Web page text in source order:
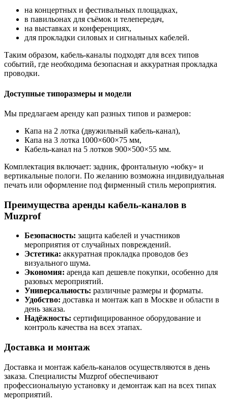
на концертных и фестивальных площадках,
в павильонах для съёмок и телепередач,
на выставках и конференциях,
для прокладки силовых и сигнальных кабелей.
Таким образом, кабель-каналы подходят для всех типов
событий, где необходима безопасная и аккуратная прокладка
проводки.
Доступные типоразмеры и модели
Мы предлагаем аренду кап разных типов и размеров:
Капа на 2 лотка (двужильный кабель-канал),
Капа на 3 лотка 1000×600×75 мм,
Кабель-канал на 5 лотков 900×500×55 мм.
Комплектация включает: задник, фронтальную «юбку» и
вертикальные пологи. По желанию возможна индивидуальная
печать или оформление под фирменный стиль мероприятия.
Преимущества аренды кабель-каналов в
Muzprof
Безопасность: защита кабелей и участников
мероприятия от случайных повреждений.
Эстетика: аккуратная прокладка проводов без
визуального шума.
Экономия: аренда кап дешевле покупки, особенно для
разовых мероприятий.
Универсальность: различные размеры и форматы.
Удобство: доставка и монтаж кап в Москве и области в
день заказа.
Надёжность: сертифицированное оборудование и
контроль качества на всех этапах.
Доставка и монтаж
Доставка и монтаж кабель-каналов осуществляются в день
заказа. Специалисты Muzprof обеспечивают
профессиональную установку и демонтаж кап на всех типах
мероприятий.